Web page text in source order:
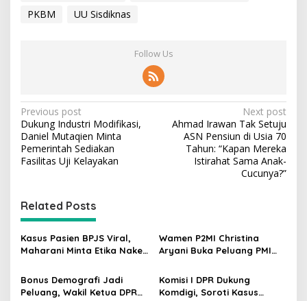
PKBM
UU Sisdiknas
Follow Us
P
o
s
t
a
v
i
a
Previous post
Dukung Industri Modifikasi,
Daniel Mutaqien Minta
Pemerintah Sediakan
Fasilitas Uji Kelayakan
Next post
Ahmad Irawan Tak Setuju
ASN Pensiun di Usia 70
Tahun: “Kapan Mereka
Istirahat Sama Anak-
Cucunya?”
Related Posts
Kasus Pasien BPJS Viral,
Maharani Minta Etika Nakes
Dievaluasi
Wamen P2MI Christina
Aryani Buka Peluang PMI
dan Syaratnya
Bonus Demografi Jadi
Peluang, Wakil Ketua DPR
Komisi I DPR Dukung
Komdigi, Soroti Kasus